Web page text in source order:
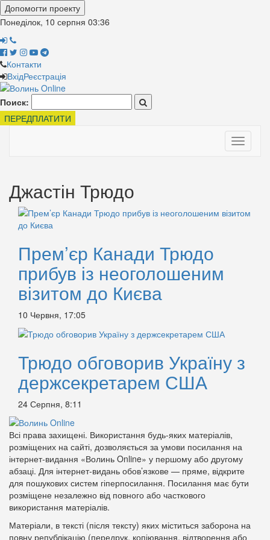
Допомогти проекту
Понеділок, 10 серпня 03:36
Контакти
ВхідРеєстрація
Поиск:
ПЕРЕДПЛАТИТИ
Toggle
Джастін Трюдо
Прем’єр Канади Трюдо
прибув із неоголошеним
візитом до Києва
10 Червня, 17:05
Трюдо обговорив Україну з
держсекретарем США
24 Серпня, 8:11
Всі права захищені. Використання будь-яких матеріалів,
розміщених на сайті, дозволяється за умови посилання на
інтернет-видання «Волинь Online» у першому або другому
абзаці. Для інтернет-видань обов’язкове — пряме, відкрите
для пошукових систем гіперпосилання. Посилання має бути
розміщене незалежно від повного або часткового
використання матеріалів.
Матеріали, в тексті (після тексту) яких міститься заборона на
повну републікацію (передрук, копіювання, відтворення або